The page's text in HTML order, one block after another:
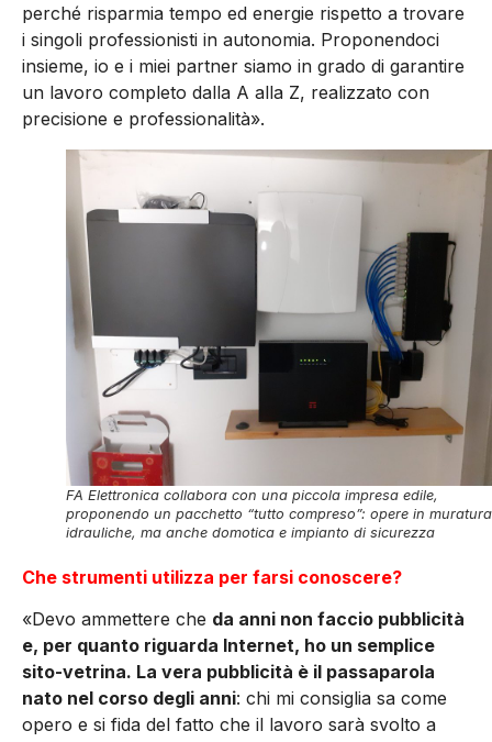
perché risparmia tempo ed energie rispetto a trovare
i singoli professionisti in autonomia. Proponendoci
insieme, io e i miei partner siamo in grado di garantire
un lavoro completo dalla A alla Z, realizzato con
precisione e professionalità».
FA Elettronica collabora con una piccola impresa edile,
proponendo un pacchetto “tutto compreso”: opere in
idrauliche, ma anche domotica e impianto di sicurezza
Che strumenti utilizza per farsi conoscere?
«Devo ammettere che da anni non faccio pubblicità
e, per quanto riguarda Internet, ho un semplice
sito-vetrina. La vera pubblicità è il passaparola
nato nel corso degli anni: chi mi consiglia sa come
opero e si fida del fatto che il lavoro sarà svolto a